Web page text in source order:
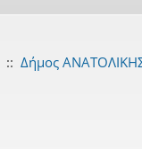
:: Δήμος